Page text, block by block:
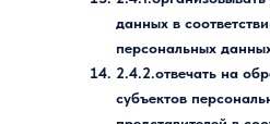
данных в
персональных
2.4.2.отвечать на
субъектов